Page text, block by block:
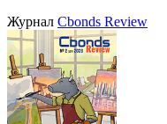
Журнал Cbonds Review